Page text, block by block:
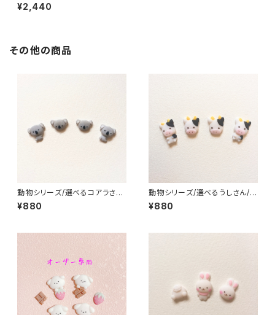
¥2,440
その他の商品
動物シリーズ/選べるコアラさん/
3Dネイルパーツ(5)
¥880
動物シリーズ/選べるうしさん/3
Dネイルパーツ(1)
¥880